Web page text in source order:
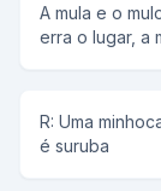
A mula e o
erra o lugar, a
R: Uma
é suruba